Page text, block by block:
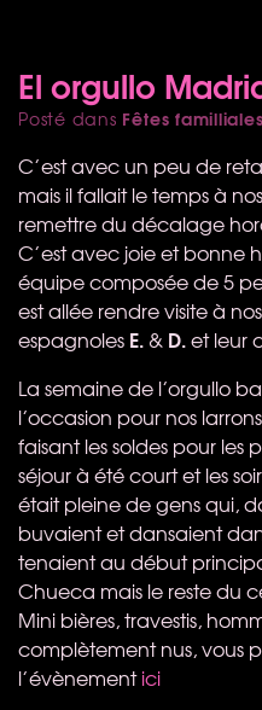
El orgullo
Posté dans Fêtes familliales
C’est avec un peu de
mais il fallait le temps à
remettre du décalage
C’est avec joie et bonne
équipe composée de 5
est allée rendre visite à
espagnoles E. & D.et leur
La semaine de l’orgullo
l’occasion pour nos
faisant les soldes pour
séjour à été court et les
était pleine de gens qui,
buvaient et dansaient
tenaient au début
Chueca mais le reste du
Mini bières, travestis,
complètement nus, vous
l’évènementici